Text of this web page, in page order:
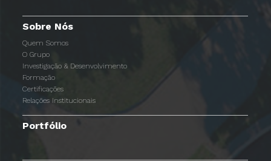
Sobre Nós
Quem Somos
O Grupo
Investigação & Desenvolvimento
Formação
Certificações
Relações Institucionais
Portfólio